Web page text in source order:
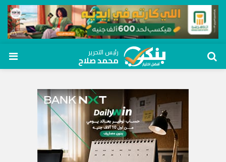
رئيس التحرير
محمد صلاح